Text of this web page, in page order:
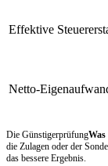
Effektive
Netto-
Die Günstigerprüfung
die Zulagen oder der
das bessere Ergebnis.